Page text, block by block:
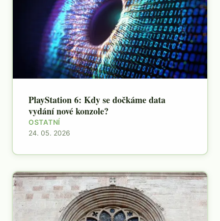
PlayStation 6: Kdy se dočkáme data
vydání nové konzole?
OSTATNÍ
24. 05. 2026